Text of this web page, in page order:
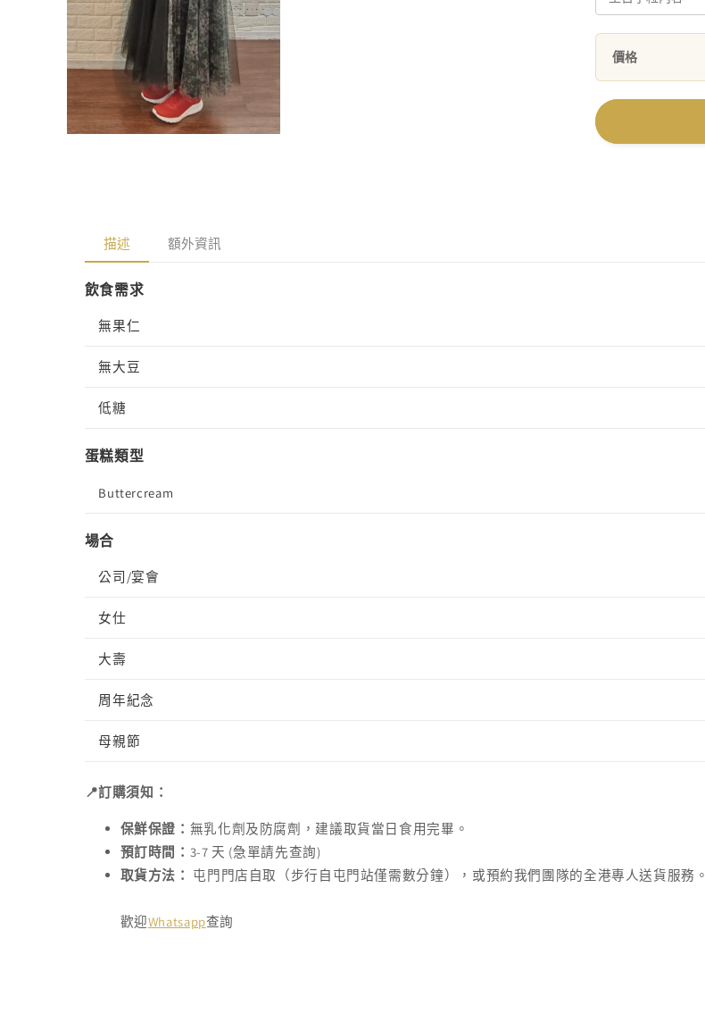
價格
描述 額外資訊
飲食需求
無果仁
無大豆
低糖
蛋糕類型
Buttercream
場合
公司/宴會
女仕
大壽
周年紀念
母親節
📍訂購須知：
保鮮保證： 無乳化劑及防腐劑，建議取貨當日食用完畢。
預訂時間： 3-7 天 (急單請先查詢)
取貨方法： 屯門門店自取（步行自屯門站僅需數分鐘），或預約我們團隊的全港專人送貨服務。
歡迎Whatsapp查詢